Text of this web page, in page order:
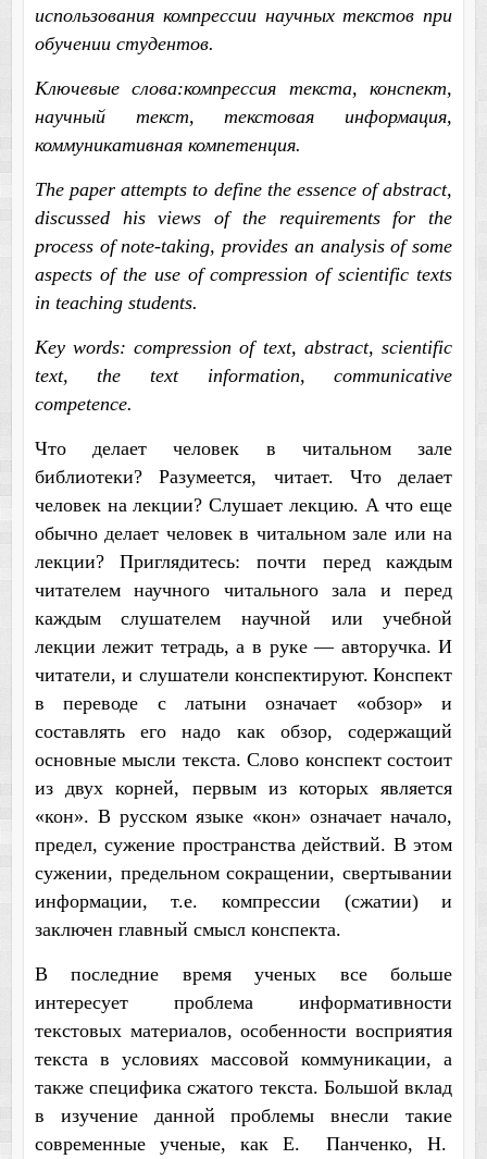
использования компрессии научных текстов при
обучении студентов.
Ключевые слова:компрессия текста, конспект,
научный текст, текстовая информация,
коммуникативная компетенция.
The paper attempts to define the essence of abstract,
discussed his views of the requirements for the
process of note-taking, provides an analysis of some
aspects of the use of compression of scientific texts
in teaching students.
Key words: compression of text, abstract, scientific
text, the text information, communicative
competence.
Что делает человек в читальном зале
библиотеки? Разумеется, читает. Что делает
человек на лекции? Слушает лекцию. А что еще
обычно делает человек в читальном зале или на
лекции? Приглядитесь: почти перед каждым
читателем научного читального зала и перед
каждым слушателем научной или учебной
лекции лежит тетрадь, а в руке — авторучка. И
читатели, и слушатели конспектируют. Конспект
в переводе с латыни означает «обзор» и
составлять его надо как обзор, содержащий
основные мысли текста. Слово конспект состоит
из двух корней, первым из которых является
«кон». В русском языке «кон» означает начало,
предел, сужение пространства действий. В этом
сужении, предельном сокращении, свертывании
информации, т.е. компрессии (сжатии) и
заключен главный смысл конспекта.
В последние время ученых все больше
интересует проблема информативности
текстовых материалов, особенности восприятия
текста в условиях массовой коммуникации, а
также специфика сжатого текста. Большой вклад
в изучение данной проблемы внесли такие
современные ученые, как Е.
Панченко, Н.